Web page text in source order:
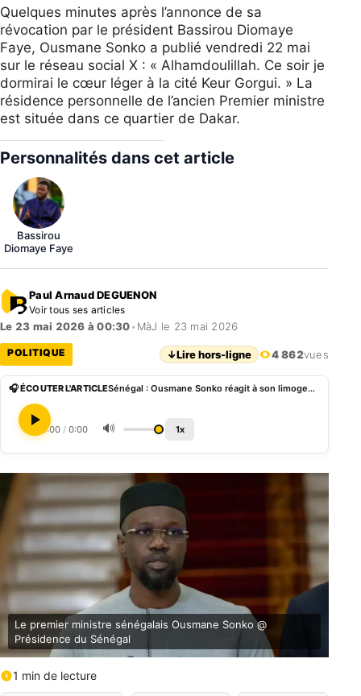
Quelques minutes après l’annonce de sa
révocation par le président Bassirou Diomaye
Faye, Ousmane Sonko a publié vendredi 22 mai
sur le réseau social X : « Alhamdoulillah. Ce soir je
dormirai le cœur léger à la cité Keur Gorgui. » La
résidence personnelle de l’ancien Premier ministre
est située dans ce quartier de Dakar.
Personnalités dans cet article
Bassirou
Diomaye Faye
Paul Arnaud DEGUENON
Voir tous ses articles
Le 23 mai 2026 à 00:30• MàJ le 23 mai 2026
POLITIQUE ↓Lire hors-ligne 4 862vues
🎧 ÉCOUTER L'ARTICLE Sénégal : Ousmane Sonko réagit à son limogeage du poste de Premier Ministre
0:00 / 0:00 🔊 1x
Le premier ministre sénégalais Ousmane Sonko @
Présidence du Sénégal
1 min de lecture